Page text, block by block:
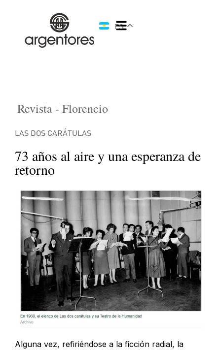
ES
Revista - Florencio
LAS DOS CARÁTULAS
73 años al aire y una esperanza de
retorno
Alguna vez, refiriéndose a la ficción radial, la